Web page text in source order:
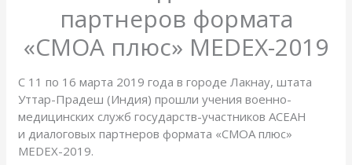
партнеров формата
«СМОА плюс» MEDEX-2019
С 11 по 16 марта 2019 года в городе Лакнау, штата
Уттар-Прадеш (Индия) прошли учения военно-
медицинских служб государств-участников АСЕАН
и диалоговых партнеров формата «СМОА плюс»
MEDEX-2019.